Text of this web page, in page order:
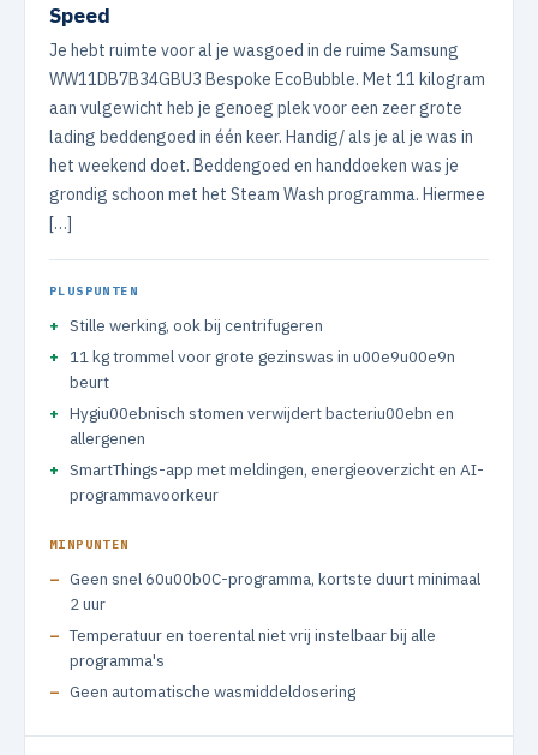
Speed
Je hebt ruimte voor al je wasgoed in de ruime Samsung
WW11DB7B34GBU3 Bespoke EcoBubble. Met 11 kilogram
aan vulgewicht heb je genoeg plek voor een zeer grote
lading beddengoed in één keer. Handig/ als je al je was in
het weekend doet. Beddengoed en handdoeken was je
grondig schoon met het Steam Wash programma. Hiermee
[…]
PLUSPUNTEN
Stille werking, ook bij centrifugeren
11 kg trommel voor grote gezinswas in u00e9u00e9n
beurt
Hygiu00ebnisch stomen verwijdert bacteriu00ebn en
allergenen
SmartThings-app met meldingen, energieoverzicht en AI-
programmavoorkeur
MINPUNTEN
Geen snel 60u00b0C-programma, kortste duurt minimaal
2 uur
Temperatuur en toerental niet vrij instelbaar bij alle
programma's
Geen automatische wasmiddeldosering